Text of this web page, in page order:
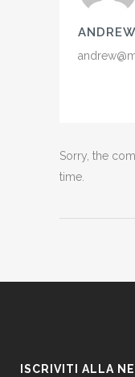
Sorry, the
time.
ISCRIVITI ALLA